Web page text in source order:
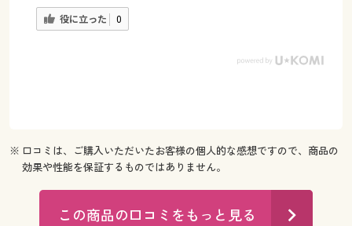
役に立った 0
※ 口コミは、ご購入いただいたお客様の個人的な感想ですので、商品の
効果や性能を保証するものではありません。
この商品の口コミをもっと見る